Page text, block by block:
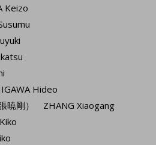
Keizo
Hideo
暁剛） ZHANG Xiaogang